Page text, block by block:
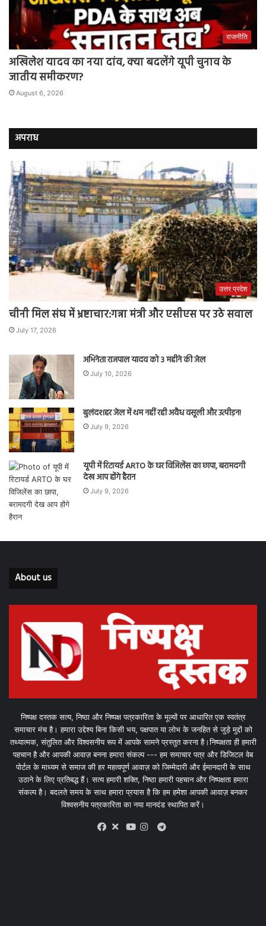
राजनीति
अखिलेश यादव का नया दांव, क्या बदलेंगे यूपी चुनाव के
जातीय समीकरण?
August 6, 2026
अपराध
उत्तर प्रदेश
चीनी मिल संघ में भ्रष्टाचार:गन्ना मंत्री और एसीएस पर उठे सवाल
July 17, 2026
अभिनेता राजपाल यादव को 3 महीने की जेल
July 10, 2026
बुलंदशहर जेल में थम नहीं रही अवैध वसूली और उत्पीड़न!
July 9, 2026
यूपी में रिटायर्ड ARTO के घर विजिलेंस का छापा, बरामदगी
देख आप होंगे हैरान
July 9, 2026
About us
निष्पक्ष दस्तक सत्य, निष्ठा और निष्पक्ष पत्रकारिता के मूल्यों पर आधारित एक स्वतंत्र
समाचार मंच है। हमारा उद्देश्य बिना किसी भय, पक्षपात या लोभ के जनहित से जुड़े मुद्दों को
तथ्यात्मक, संतुलित और विश्वसनीय रूप में आपके सामने प्रस्तुत करना है।निष्पक्षता ही हमारी
पहचान है और आपकी आवाज़ बनना हमारा संकल्प --- हम समाचार पत्र और डिजिटल वेब
पोर्टल के माध्यम से समाज की हर महत्वपूर्ण आवाज़ को जिम्मेदारी और ईमानदारी के साथ
उठाने के लिए प्रतिबद्ध हैं। सत्य हमारी शक्ति, निष्ठा हमारी पहचान और निष्पक्षता हमारा
संकल्प है। बदलते समय के साथ हमारा प्रयास है कि हम हमेशा आपकी आवाज़ बनकर
विश्वसनीय पत्रकारिता का नया मानदंड स्थापित करें।
X
Telegram